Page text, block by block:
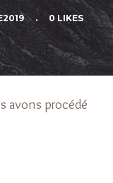
. 0 LIKES
avons procédé